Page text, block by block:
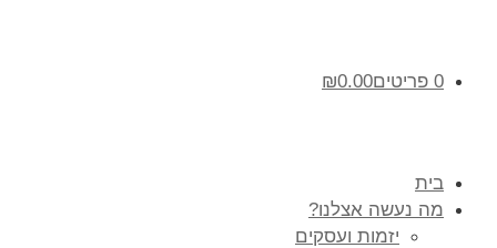
0 פריטים ₪0.00
בית
מה נעשה אצלנו?
יזמות ועסקים